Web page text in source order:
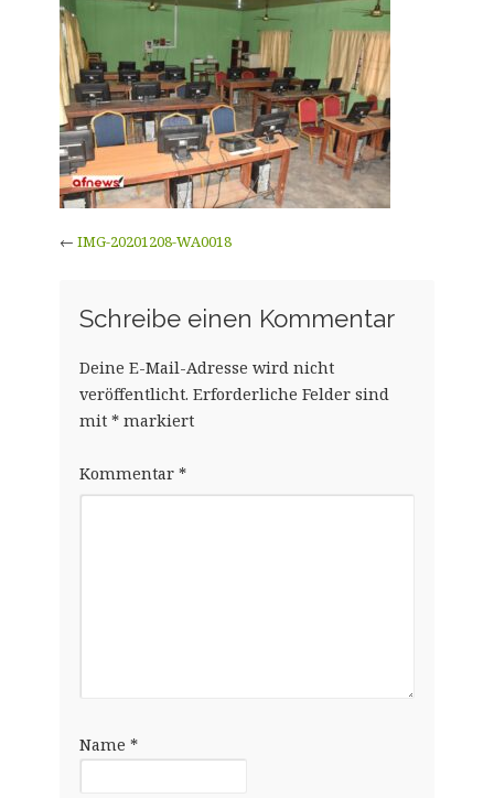
← IMG-20201208-WA0018
Schreibe einen Kommentar
Deine E-Mail-Adresse wird nicht
veröffentlicht. Erforderliche Felder sind
mit *markiert
Kommentar *
Name *